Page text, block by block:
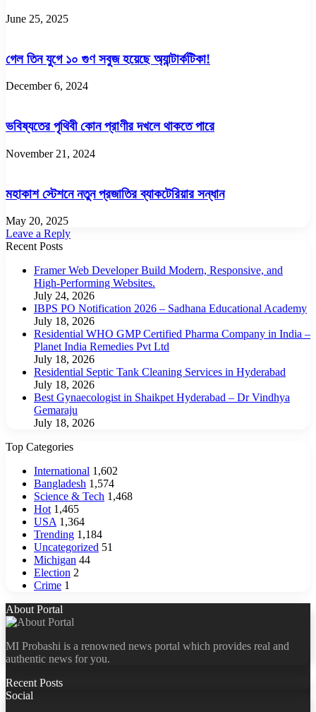
June 25, 2025
গেল তিন যুগে ১০ গুণ সবুজ হয়েছে অ্যান্টার্কটিকা!
December 6, 2024
ভবিষ্যতের পৃথিবী কোন প্রাণীর দখলে থাকতে পারে
November 21, 2024
মহাকাশ স্টেশনে নতুন প্রজাতির ব্যাকটেরিয়ার সন্ধান
May 20, 2025
Leave a Reply
Recent Posts
Framer Web Developer Build Modern, Responsive, and
High-Performing Websites.
July 24, 2026
IBPS PO Notification 2026 – Sadhana Educational Academy
July 18, 2026
Residential WHO GMP Certified Pharma Company in India –
Planet India Remedies Pvt Ltd
July 18, 2026
Residential Septic Tank Cleaning Services in Hyderabad
July 18, 2026
Best Gynaecologist in Shaikpet Hyderabad – Dr Vindhya
Gemaraju
July 18, 2026
Top Categories
International 1,602
Bangladesh 1,574
Science & Tech 1,468
Hot 1,465
USA 1,364
Trending 1,184
Uncategorized 51
Michigan 44
Election 2
Crime 1
About Portal
MI Probashi is a renowned news portal which provides real and
authentic news for you.
Recent Posts
Social